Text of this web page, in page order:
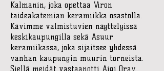
Kalmanin, joka opettaa Viron
taideakatemian keramiikka osastolla.
Kävimme valmistuvien näyttelyissä
keskikaupungilla sekä Asuur
keramiikassa, joka sijaitsee yhdessä
vanhan kaupungin muurin torneista.
Siellä meidät vastaanotti Aigi Orav.